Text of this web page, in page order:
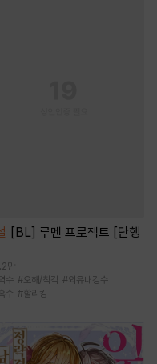
[BL] 루멘 프로젝트 [단행
만
수 #오해/착각 #외유내강수
수 #할리킹